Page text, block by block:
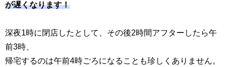
が遅くなります！
深夜1時に閉店したとして、その後2時間アフターしたら午
前3時、
帰宅するのは午前4時ごろになることも珍しくありません。